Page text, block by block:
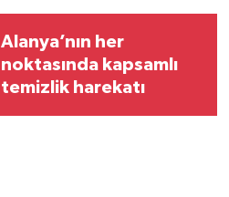
Alanya’nın her
noktasında kapsamlı
temizlik harekatı